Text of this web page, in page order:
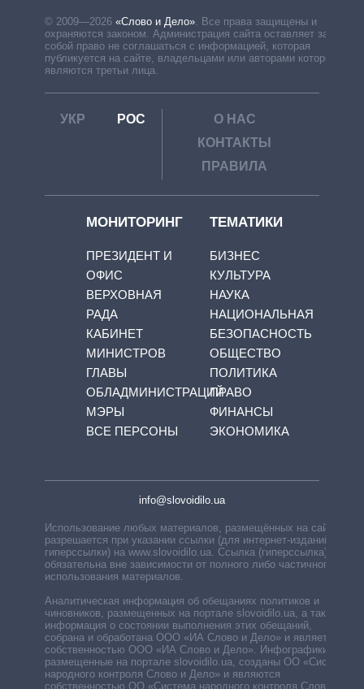
© 2009—2026 «Слово и Дело». Все права защищены и
охраняются законом. Администрация сайта оставляет за
собой право не соглашаться с информацией, которая
публикуется на сайте, владельцами или авторами которой
являются третьи лица.
УКР РОС
О НАС
КОНТАКТЫ
ПРАВИЛА
МОНИТОРИНГ
ПРЕЗИДЕНТ И
ОФИС
ВЕРХОВНАЯ
РАДА
КАБИНЕТ
МИНИСТРОВ
ГЛАВЫ
ОБЛАДМИНИСТРАЦИЙ
МЭРЫ
ВСЕ ПЕРСОНЫ
ТЕМАТИКИ
БИЗНЕС
КУЛЬТУРА
НАУКА
НАЦИОНАЛЬНАЯ
БЕЗОПАСНОСТЬ
ОБЩЕСТВО
ПОЛИТИКА
ПРАВО
ФИНАНСЫ
ЭКОНОМИКА
info@slovoidilo.ua
Использование любых материалов, размещённых на сайте,
разрешается при указании ссылки (для интернет-изданий —
гиперссылки) на www.slovoidilo.ua. Ссылка (гиперссылка)
обязательна вне зависимости от полного либо частичного
использования материалов.
Аналитическая информация об обещаниях политиков и
чиновников, размещенных на портале slovoidilo.ua, а также
информация о состоянии выполнения этих обещаний,
собрана и обработана ООО «ИА Слово и Дело» и является
собственностью ООО «ИА Слово и Дело». Инфографики,
размещенные на портале slovoidilo.ua, созданы ОО «Система
народного контроля Слово и Дело» и являются
собственностью ОО «Система народного контроля Слово и